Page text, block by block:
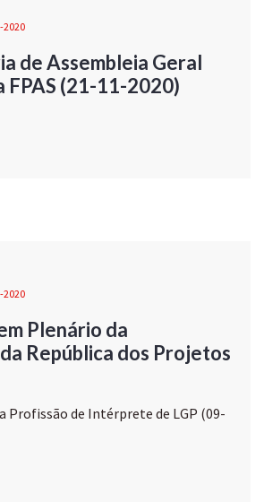
2020
de Assembleia Geral
FPAS (21-11-2020)
2020
Plenário da
República dos Projetos
Profissão de Intérprete de LGP (09-